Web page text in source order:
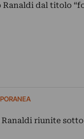
Ranaldi dal titolo
Ranaldi riunite